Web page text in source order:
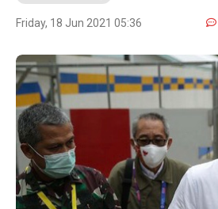
Friday, 18 Jun 2021 05:36